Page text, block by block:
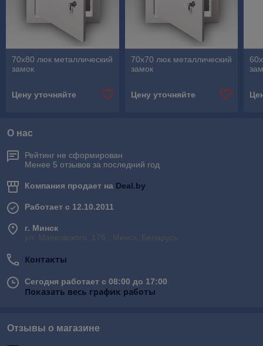
70х80 люк металлический
замок
Цену уточняйте
70х70 люк металлический
замок
Цену уточняйте
О нас
Рейтинг не сформирован
Менее 5 отзывов за последний год
Компания продает на Deal.by
Работает с 12.10.2011
г. Минск
ул. Маяковского, 176 , Минск, Беларусь
Контакты
Сегодня работает с 08:00 до 17:00
Показать весь график работы
Отзывы о магазине